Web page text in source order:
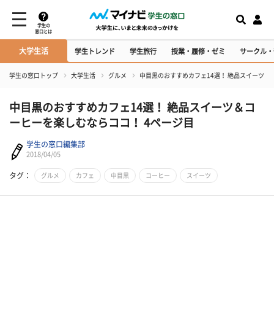
学生の
窓口とは
大学生活 学生トレンド 学生旅行 授業・履修・ゼミ サークル
学生の窓口トップ 大学生活 グルメ 中目黒のおすすめカフェ14選！ 絶品スイーツ＆
中目黒のおすすめカフェ14選！ 絶品スイーツ＆コ
ーヒーを楽しむならココ！ 4ページ目
学生の窓口編集部
2018/04/05
タグ： グルメ カフェ 中目黒 コーヒー スイーツ